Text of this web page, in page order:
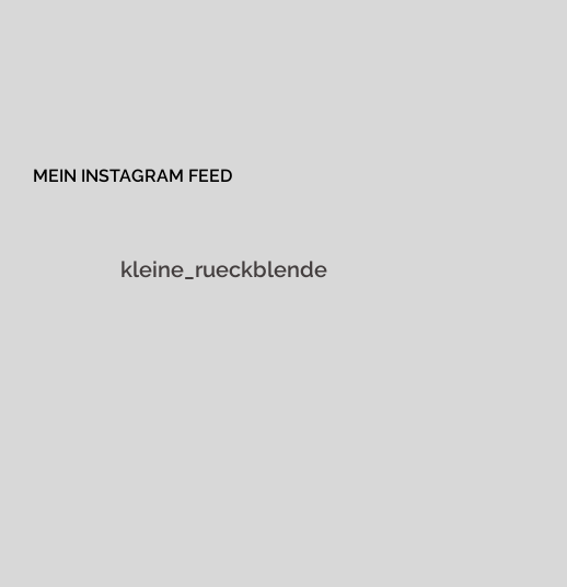
MEIN INSTAGRAM FEED
kleine_rueckblende